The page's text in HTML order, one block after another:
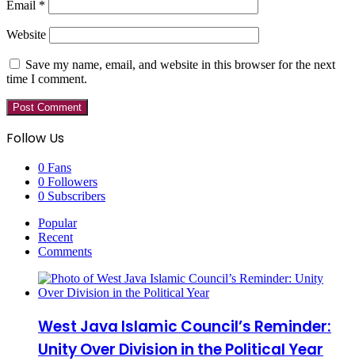
Email *
Website
Save my name, email, and website in this browser for the next
time I comment.
Follow Us
0 Fans
0 Followers
0 Subscribers
Popular
Recent
Comments
West Java Islamic Council’s Reminder:
Unity Over Division in the Political Year